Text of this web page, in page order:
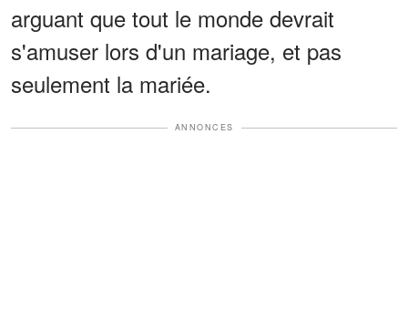
arguant que tout le monde devrait
s'amuser lors d'un mariage, et pas
seulement la mariée.
ANNONCES